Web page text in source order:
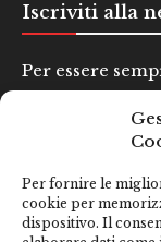
Per fornire le
cookie per
dispositivo. Il
Iscriviti alla
Per essere
Email*